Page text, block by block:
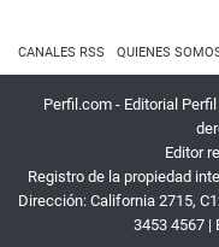
CANALES RSS QUIENES
Perfil.com - Editorial Perfil
Editor
Registro de la propiedad
Dirección: California 2715,
3453 4567 |